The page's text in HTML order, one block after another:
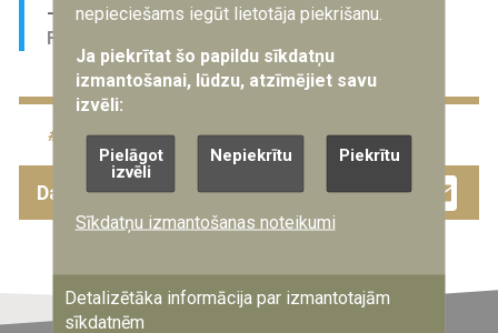
— Euromaidan Press (@EuromaidanPress)
February 25, 2022
karš Krievija sabiedrība Ukraina
Dalies ar šo ziņu Facebook
Twitter
nepieciešams iegūt lietotāja piekrišanu.
Ja piekrītat šo papildu sīkdatņu
izmantošanai, lūdzu, atzīmējiet savu
izvēli:
Pielāgot
izvēli
Nepiekrītu Piekrītu
Sīkdatņu izmantošanas noteikumi
Detalizētāka informācija par izmantotajām
sīkdatnēm